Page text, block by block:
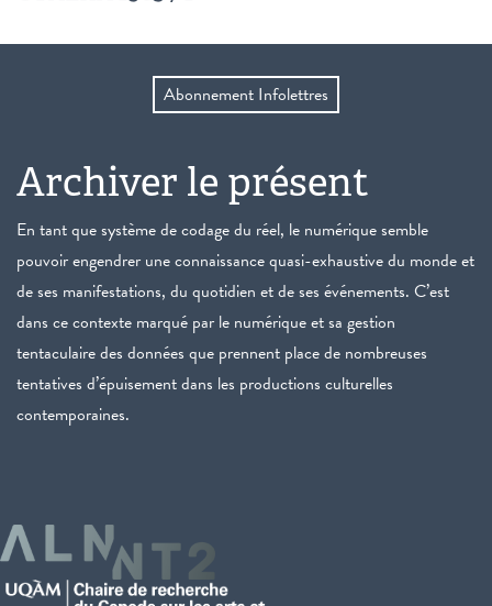
Abonnement Infolettres
Archiver le présent
En tant que système de codage du réel, le numérique semble
pouvoir engendrer une connaissance quasi-exhaustive du monde et
de ses manifestations, du quotidien et de ses événements. C’est
dans ce contexte marqué par le numérique et sa gestion
tentaculaire des données que prennent place de nombreuses
tentatives d’épuisement dans les productions culturelles
contemporaines.